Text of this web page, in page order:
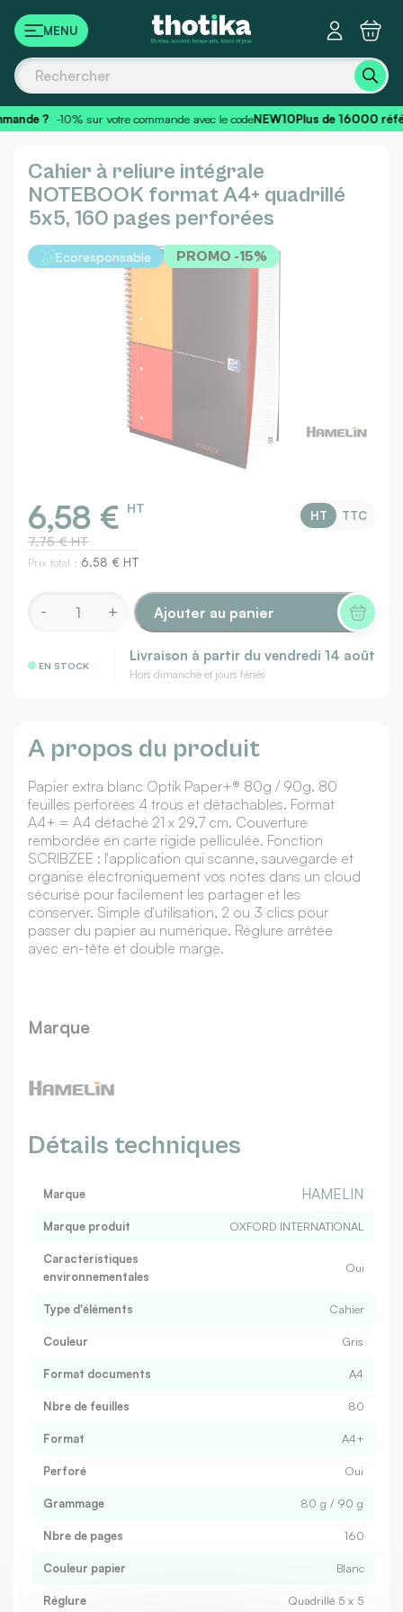
?-10% sur votre commande avec le codeNEW10Plus de 16000
Ecoresponsable PROMO -15%
Cahier à reliure intégrale
NOTEBOOK format A4+ quadrillé
5x5, 160 pages perforées
HT TTC
6,58 € HT
7,75 € HT
Prix total : 6.58 € HT
Ajouter au panier
EN STOCK
Livraison à partir du vendredi 14 août
Hors dimanche et jours fériés
A propos du produit
Papier extra blanc Optik Paper+® 80g / 90g. 80
feuilles perforées 4 trous et détachables. Format
A4+ = A4 détaché 21 x 29,7 cm. Couverture
rembordée en carte rigide pelliculée. Fonction
SCRIBZEE : l'application qui scanne, sauvegarde et
organise électroniquement vos notes dans un cloud
sécurisé pour facilement les partager et les
conserver. Simple d'utilisation, 2 ou 3 clics pour
passer du papier au numérique. Réglure arrêtée
avec en-tête et double marge.
Marque
Détails techniques
Marque HAMELIN
Marque produit OXFORD INTERNATIONAL
Caracteristiques
environnementales
Oui
Type d'éléments Cahier
Couleur Gris
Format documents A4
Nbre de feuilles 80
Format A4+
Perforé Oui
Grammage 80 g / 90 g
Nbre de pages 160
Couleur papier Blanc
Réglure Quadrillé 5 x 5